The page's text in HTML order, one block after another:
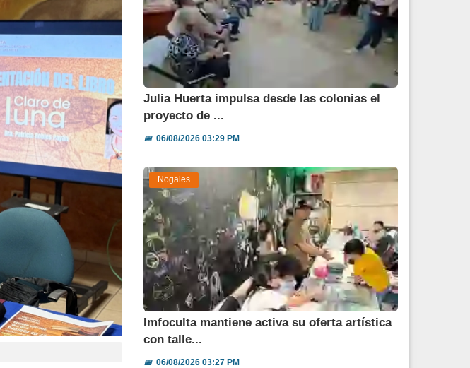
Julia Huerta impulsa desde las colonias el
proyecto de ...
📅06/08/2026 03:29 PM
Nogales
Imfoculta mantiene activa su oferta artística
con talle...
📅06/08/2026 03:27 PM